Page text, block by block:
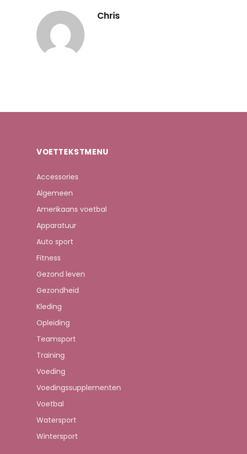
Chris
VOETTEKSTMENU
Accessories
Algemeen
Amerikaans voetbal
Apparatuur
Auto sport
Fitness
Gezond leven
Gezondheid
Kleding
Opleiding
Teamsport
Training
Voeding
Voedingssupplementen
Voetbal
Watersport
Wintersport